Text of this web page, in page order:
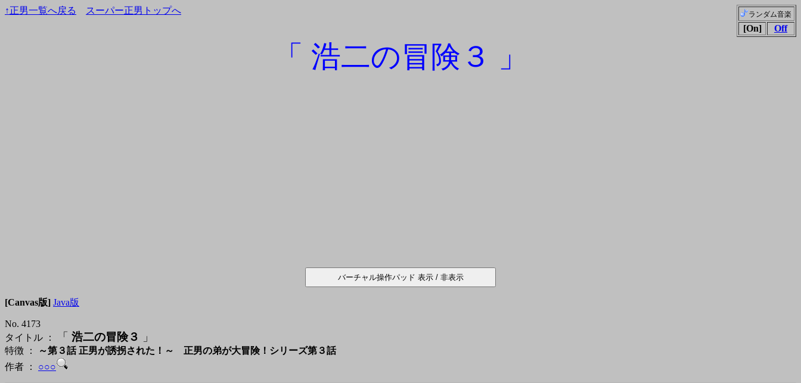
↑正男一覧へ戻る スーパー正男トップへ ランダム音楽
[On] Off
「 浩二の冒険３ 」
[Canvas版] Java版
No. 4173
タイトル ：
「 浩二の冒険３ 」
特徴 ：
～第３話 正男が誘拐された！～ 正男の弟が大冒険！シリーズ第３話
作者 ： ○○○